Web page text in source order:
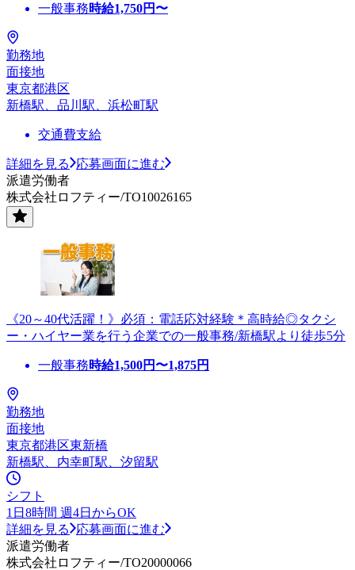
一般事務時給1,750円〜
勤務地
面接地
東京都港区
新橋駅、品川駅、浜松町駅
交通費支給
詳細を見る
応募画面に進む
派遣労働者
株式会社ロフティー/TO10026165
《20～40代活躍！》必須：電話応対経験＊高時給◎タクシ
ー・ハイヤー業を行う企業での一般事務/新橋駅より徒歩5分
一般事務時給1,500円〜1,875円
勤務地
面接地
東京都港区東新橋
新橋駅、内幸町駅、汐留駅
シフト
1日8時間 週4日からOK
詳細を見る
応募画面に進む
派遣労働者
株式会社ロフティー/TO20000066